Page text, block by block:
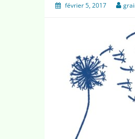
février 5, 2017